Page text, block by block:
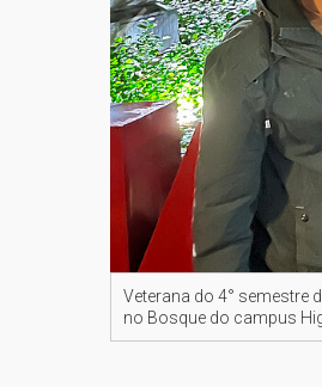
Veterana do 4° semestre
no Bosque do campus